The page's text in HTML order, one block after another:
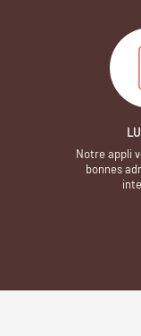
Notre appli
bonnes